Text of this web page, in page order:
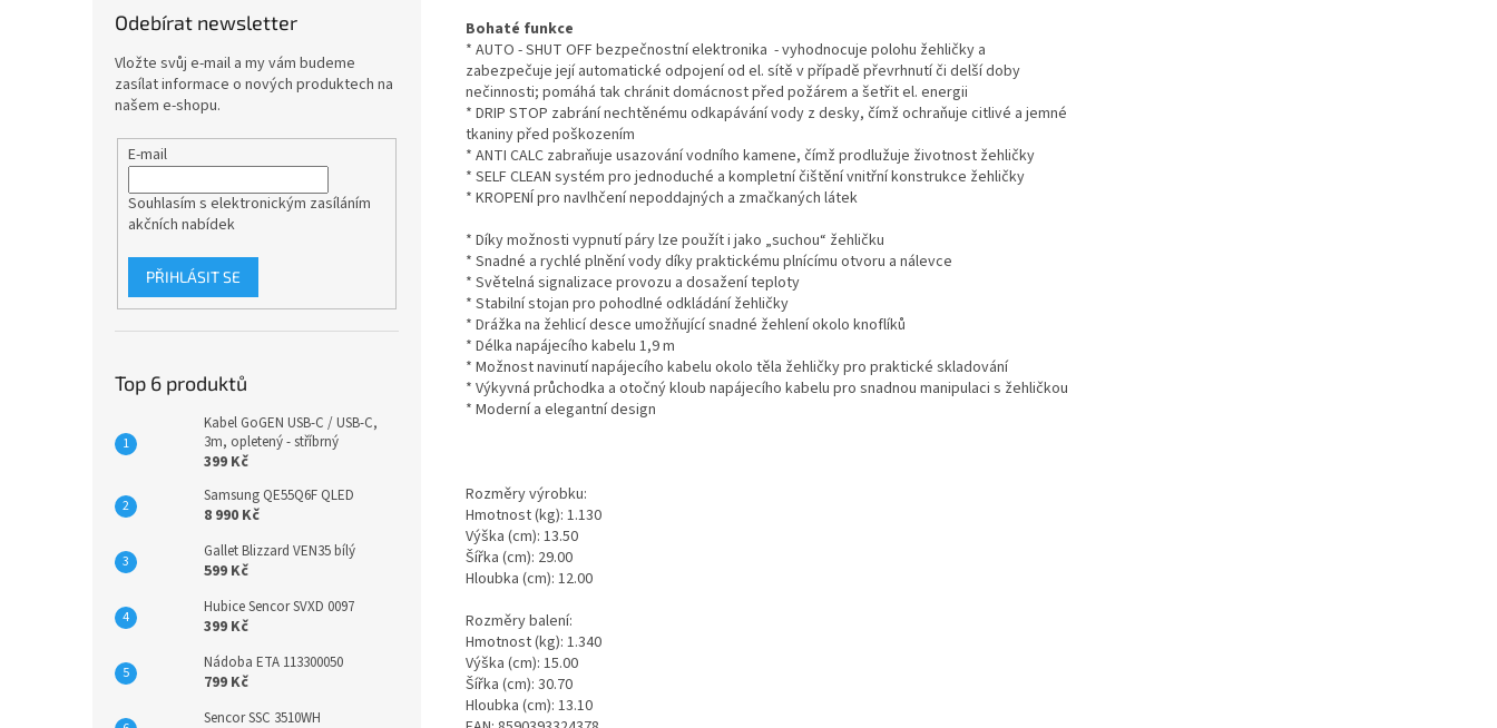
Odebírat newsletter
Vložte svůj e-mail a my vám budeme
zasílat informace o nových produktech na
našem e-shopu.
E-mail
Souhlasím s elektronickým zasíláním
akčních nabídek
PŘIHLÁSIT SE
Top 6 produktů
Kabel GoGEN USB-C / USB-C,
3m, opletený - stříbrný
399 Kč
Samsung QE55Q6F QLED
8 990 Kč
Gallet Blizzard VEN35 bílý
599 Kč
Hubice Sencor SVXD 0097
399 Kč
Nádoba ETA 113300050
799 Kč
Sencor SSC 3510WH
Bohaté funkce
* AUTO - SHUT OFF bezpečnostní elektronika - vyhodnocuje polohu žehličky a
zabezpečuje její automatické odpojení od el. sítě v případě převrhnutí či delší doby
nečinnosti; pomáhá tak chránit domácnost před požárem a šetřit el. energii
* DRIP STOP zabrání nechtěnému odkapávání vody z desky, čímž ochraňuje citlivé a jemné
tkaniny před poškozením
* ANTI CALC zabraňuje usazování vodního kamene, čímž prodlužuje životnost žehličky
* SELF CLEAN systém pro jednoduché a kompletní čištění vnitřní konstrukce žehličky
* KROPENÍ pro navlhčení nepoddajných a zmačkaných látek
* Díky možnosti vypnutí páry lze použít i jako „suchou“ žehličku
* Snadné a rychlé plnění vody díky praktickému plnícímu otvoru a nálevce
* Světelná signalizace provozu a dosažení teploty
* Stabilní stojan pro pohodlné odkládání žehličky
* Drážka na žehlicí desce umožňující snadné žehlení okolo knoflíků
* Délka napájecího kabelu 1,9 m
* Možnost navinutí napájecího kabelu okolo těla žehličky pro praktické skladování
* Výkyvná průchodka a otočný kloub napájecího kabelu pro snadnou manipulaci s žehličkou
* Moderní a elegantní design
Rozměry výrobku:
Hmotnost (kg): 1.130
Výška (cm): 13.50
Šířka (cm): 29.00
Hloubka (cm): 12.00
Rozměry balení:
Hmotnost (kg): 1.340
Výška (cm): 15.00
Šířka (cm): 30.70
Hloubka (cm): 13.10